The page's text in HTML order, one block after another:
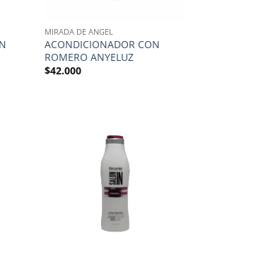
MIRADA DE ANGEL
ACONDICIONADOR CON
ROMERO ANYELUZ
$42.000